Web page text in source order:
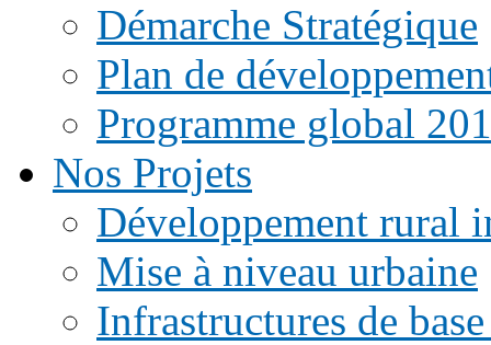
Démarche Stratégique
Plan de
Programme global
Nos Projets
Développement rural
Mise à niveau urbaine
Infrastructures de